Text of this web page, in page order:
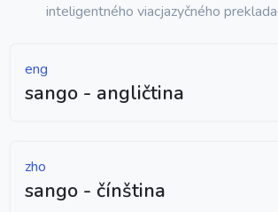
inteligentného viacjazyčného
eng
sango - angličtina
zho
sango - čínština